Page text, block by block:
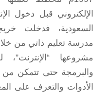
الإلكتروني قبل دخول
السعودية، فدخلت
مدرسة تعليم ذاتي من
مشروعها “الإنترنت”،
والبرمجة حتى تتمكن من
الأدوات والتعرف على